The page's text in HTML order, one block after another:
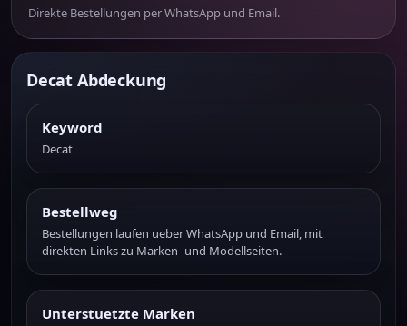
Direkte Bestellungen per WhatsApp und Email.
Decat Abdeckung
Keyword
Decat
Bestellweg
Bestellungen laufen ueber WhatsApp und Email, mit
direkten Links zu Marken- und Modellseiten.
Unterstuetzte Marken